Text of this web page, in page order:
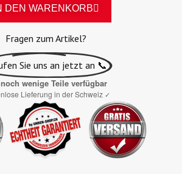
DEN WARENKORB
Fragen zum Artikel?
Sie uns an jetzt an 📞
wenige Teile verfügbar
Lieferung in der Schweiz ✓